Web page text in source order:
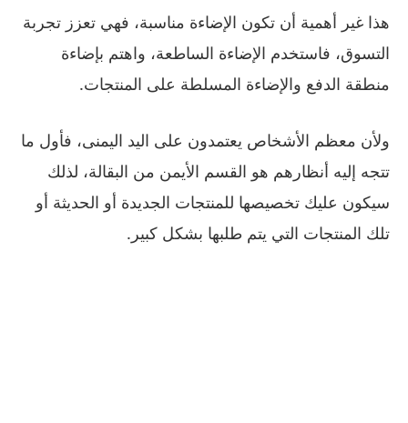
هذا غير أهمية أن تكون الإضاءة مناسبة، فهي تعزز تجربة
التسوق، فاستخدم الإضاءة الساطعة، واهتم بإضاءة
منطقة الدفع والإضاءة المسلطة على المنتجات.
ولأن معظم الأشخاص يعتمدون على اليد اليمنى، فأول ما
تتجه إليه أنظارهم هو القسم الأيمن من البقالة، لذلك
سيكون عليك تخصيصها للمنتجات الجديدة أو الحديثة أو
تلك المنتجات التي يتم طلبها بشكل كبير.